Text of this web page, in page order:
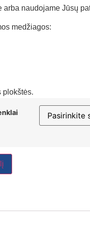
arba naudojame Jūsų
medžiagos:
plokštės.